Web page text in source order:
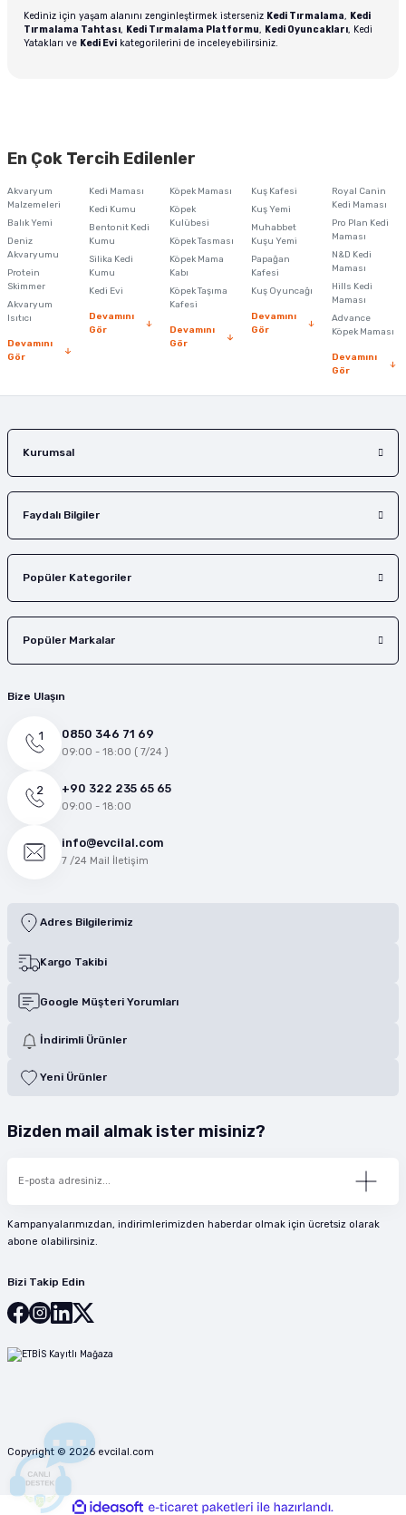
Kediniz için yaşam alanını zenginleştirmek isterseniz Kedi Tırmalama, Kedi
Tırmalama Tahtası, Kedi Tırmalama Platformu, Kedi Oyuncakları, Kedi
Yatakları ve Kedi Evi kategorilerini de inceleyebilirsiniz.
En Çok Tercih Edilenler
Akvaryum
Malzemeleri
Balık Yemi
Deniz
Akvaryumu
Protein
Skimmer
Akvaryum
Isıtıcı
Devamını
Gör
Kedi Maması
Kedi Kumu
Bentonit Kedi
Kumu
Silika Kedi
Kumu
Kedi Evi
Devamını
Gör
Köpek Maması
Köpek
Kulübesi
Köpek Tasması
Köpek Mama
Kabı
Köpek Taşıma
Kafesi
Devamını
Gör
Kuş Kafesi
Kuş Yemi
Muhabbet
Kuşu Yemi
Papağan
Kafesi
Kuş Oyuncağı
Devamını
Gör
Royal Canin
Kedi Maması
Pro Plan Kedi
Maması
N&D Kedi
Maması
Hills Kedi
Maması
Advance
Köpek Maması
Devamını
Gör
Kurumsal
Faydalı Bilgiler
Popüler Kategoriler
Popüler Markalar
Bize Ulaşın
0850 346 71 69
09:00 - 18:00 ( 7/24 )
+90 322 235 65 65
09:00 - 18:00
info@evcilal.com
7 /24 Mail İletişim
Adres Bilgilerimiz
Kargo Takibi
Google Müşteri Yorumları
İndirimli Ürünler
Yeni Ürünler
Bizden mail almak ister misiniz?
Kampanyalarımızdan, indirimlerimizden haberdar olmak için ücretsiz olarak
abone olabilirsiniz.
Bizi Takip Edin
Copyright © 2026 evcilal.com
ideasoft e-